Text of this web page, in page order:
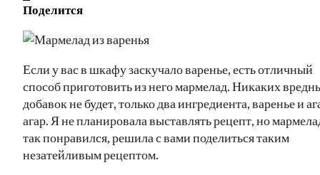
Поделится
Если у вас в шкафу заскучало варенье, есть отличный
способ приготовить из него мармелад. Никаких
добавок не будет, только два ингредиента, варенье и
агар. Я не планировала выставлять рецепт, но
так понравился, решила с вами поделиться таким
незатейливым рецептом.